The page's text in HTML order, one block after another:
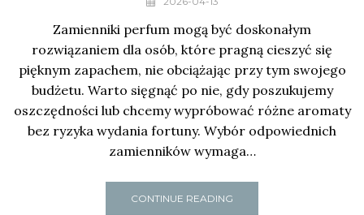
Zamienniki perfum mogą być doskonałym
rozwiązaniem dla osób, które pragną cieszyć się
pięknym zapachem, nie obciążając przy tym swojego
budżetu. Warto sięgnąć po nie, gdy poszukujemy
oszczędności lub chcemy wypróbować różne aromaty
bez ryzyka wydania fortuny. Wybór odpowiednich
zamienników wymaga…
CONTINUE READING